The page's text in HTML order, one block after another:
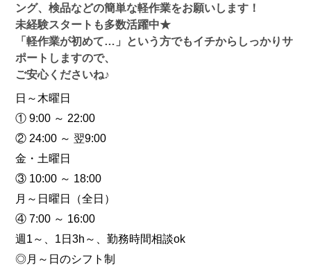
ング、検品などの簡単な軽作業をお願いします！
未経験スタートも多数活躍中★
「軽作業が初めて…」という方でもイチからしっかりサ
ポートしますので、
ご安心くださいね♪
日～木曜日
① 9:00 ～ 22:00
② 24:00 ～ 翌9:00
金・土曜日
③ 10:00 ～ 18:00
月～日曜日（全日）
④ 7:00 ～ 16:00
週1～、1日3h～、勤務時間相談ok
◎月～日のシフト制